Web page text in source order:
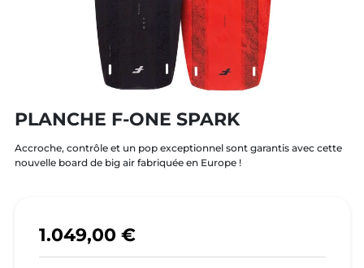
PLANCHE F-ONE SPARK
Accroche, contrôle et un pop exceptionnel sont garantis avec cette
nouvelle board de big air fabriquée en Europe !
1.049,00 €